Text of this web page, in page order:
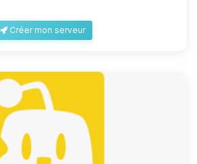
Créer mon serveur